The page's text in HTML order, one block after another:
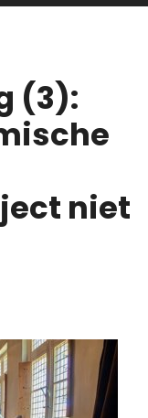
(3):
niet